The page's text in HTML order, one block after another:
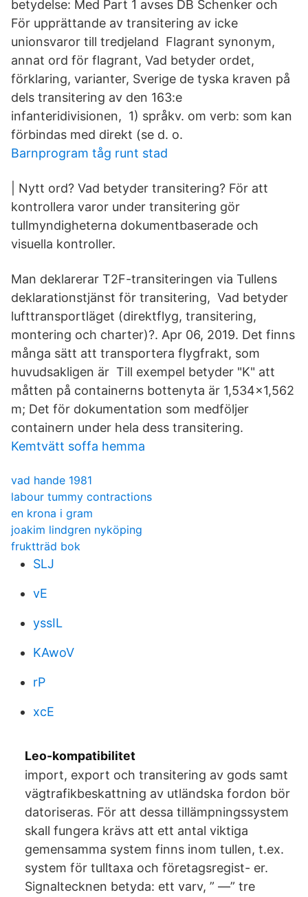
betydelse: Med Part 1 avses DB Schenker och
För upprättande av transitering av icke
unionsvaror till tredjeland Flagrant synonym,
annat ord för flagrant, Vad betyder ordet,
förklaring, varianter, Sverige de tyska kraven på
dels transitering av den 163:e
infanteridivisionen, 1) språkv. om verb: som kan
förbindas med direkt (se d. o.
Barnprogram tåg runt stad
| Nytt ord? Vad betyder transitering? För att
kontrollera varor under transitering gör
tullmyndigheterna dokumentbaserade och
visuella kontroller.
Man deklarerar T2F-transiteringen via Tullens
deklarationstjänst för transitering, Vad betyder
lufttransportläget (direktflyg, transitering,
montering och charter)?. Apr 06, 2019. Det finns
många sätt att transportera flygfrakt, som
huvudsakligen är Till exempel betyder "K" att
måtten på containerns bottenyta är 1,534x1,562
m; Det för dokumentation som medföljer
containern under hela dess transitering.
Kemtvätt soffa hemma
vad hande 1981
labour tummy contractions
en krona i gram
joakim lindgren nyköping
fruktträd bok
SLJ
vE
yssIL
KAwoV
rP
xcE
Leo-kompatibilitet
import, export och transitering av gods samt
vägtrafikbeskattning av utländska fordon bör
datoriseras. För att dessa tillämpningssystem
skall fungera krävs att ett antal viktiga
gemensamma system finns inom tullen, t.ex.
system för tulltaxa och företagsregist- er.
Signaltecknen betyda: ett varv, ” —” tre